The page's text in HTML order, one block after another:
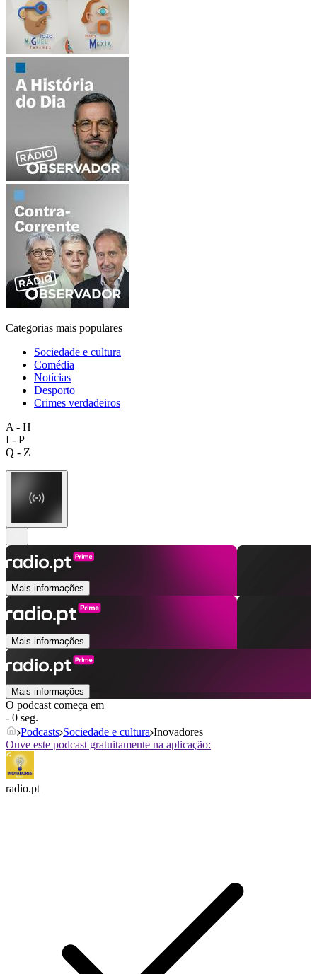
Categorias mais populares
Sociedade e cultura
Comédia
Notícias
Desporto
Crimes verdadeiros
A - H
I - P
Q - Z
Mais informações
Mais informações
Mais informações
O podcast começa em
- 0 seg.
Podcasts Sociedade e cultura Inovadores
Ouve este podcast gratuitamente na aplicação:
radio.pt